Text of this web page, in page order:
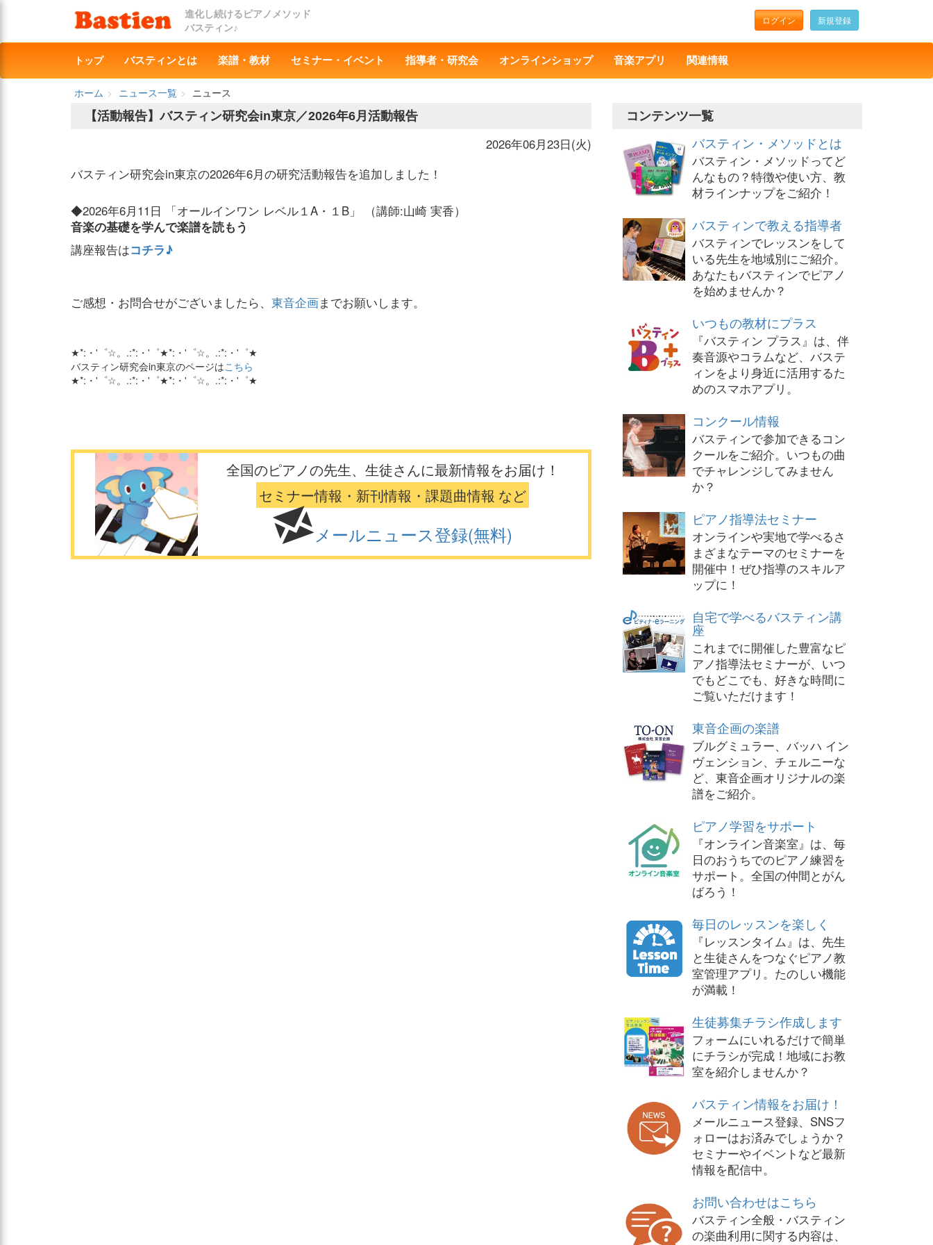
進化し続けるピアノメソッド
バスティン♪
ログイン 新規登録
トップ バスティンとは 楽譜・教材 セミナー・イベント 指導者・研究会 オンラインショップ 音楽アプリ 関連情報
ホーム ニュース一覧
ニュース
【活動報告】バスティン研究会in東京／2026年6月活動報告
2026年06月23日(火)
バスティン研究会in東京の2026年6月の研究活動報告を追加しました！
◆2026年6月11日 「オールインワン レベル１A・１B」 （講師:山崎 実香）
音楽の基礎を学んで楽譜を読もう
講座報告はコチラ♪
ご感想・お問合せがございましたら、 東音企画までお願いします。
★*:・'゜☆。.:*:・'゜★*:・'゜☆。.:*:・'゜★
バスティン研究会in東京のページはこちら
★*:・'゜☆。.:*:・'゜★*:・'゜☆。.:*:・'゜★
全国のピアノの先生、生徒さんに最新情報をお届け！
セミナー情報・新刊情報・課題曲情報 など
メールニュース登録(無料)
コンテンツ一覧
バスティン・メソッドとは
バスティン・メソッドってど
んなもの？特徴や使い方、教
材ラインナップをご紹介！
バスティンで教える指導者
バスティンでレッスンをして
いる先生を地域別にご紹介。
あなたもバスティンでピアノ
を始めませんか？
いつもの教材にプラス
『バスティン プラス』は、伴
奏音源やコラムなど、バステ
ィンをより身近に活用するた
めのスマホアプリ。
コンクール情報
バスティンで参加できるコン
クールをご紹介。いつもの曲
でチャレンジしてみません
か？
ピアノ指導法セミナー
オンラインや実地で学べるさ
まざまなテーマのセミナーを
開催中！ぜひ指導のスキルア
ップに！
自宅で学べるバスティン講
座
これまでに開催した豊富なピ
アノ指導法セミナーが、いつ
でもどこでも、好きな時間に
ご覧いただけます！
東音企画の楽譜
ブルグミュラー、バッハ イン
ヴェンション、チェルニーな
ど、東音企画オリジナルの楽
譜をご紹介。
ピアノ学習をサポート
『オンライン音楽室』は、毎
日のおうちでのピアノ練習を
サポート。全国の仲間とがん
ばろう！
毎日のレッスンを楽しく
『レッスンタイム』は、先生
と生徒さんをつなぐピアノ教
室管理アプリ。たのしい機能
が満載！
生徒募集チラシ作成します
フォームにいれるだけで簡単
にチラシが完成！地域にお教
室を紹介しませんか？
バスティン情報をお届け！
メールニュース登録、SNSフ
ォローはお済みでしょうか？
セミナーやイベントなど最新
情報を配信中。
お問い合わせはこちら
バスティン全般・バスティン
の楽曲利用に関する内容は、